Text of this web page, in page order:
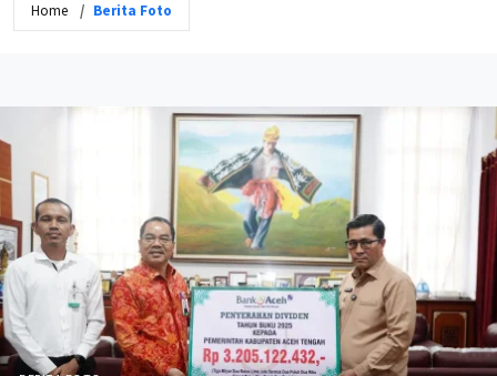
Home Berita Foto